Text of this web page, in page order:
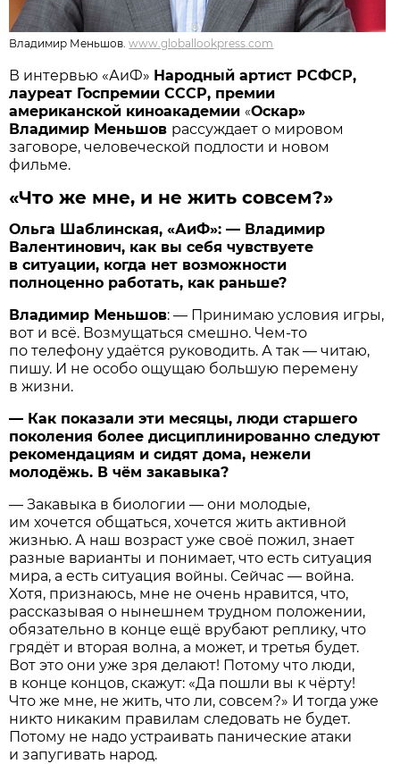
Владимир Меньшов. www.globallookpress.com
В интервью «АиФ» Народный артист РСФСР,
лауреат Госпремии СССР, премии
американской киноакадемии «Оскар»
Владимир Меньшов рассуждает о мировом
заговоре, человеческой подлости и новом
фильме.
«Что же мне, и не жить совсем?»
Ольга Шаблинская, «АиФ»: — Владимир
Валентинович, как вы себя чувствуете
в ситуации, когда нет возможности
полноценно работать, как раньше?
Владимир Меньшов: — Принимаю условия игры,
вот и всё. Возмущаться смешно. Чем-то
по телефону удаётся руководить. А так — читаю,
пишу. И не особо ощущаю большую перемену
в жизни.
— Как показали эти месяцы, люди старшего
поколения более дисциплинированно следуют
рекомендациям и сидят дома, нежели
молодёжь. В чём закавыка?
— Закавыка в биологии — они молодые,
им хочется общаться, хочется жить активной
жизнью. А наш возраст уже своё пожил, знает
разные варианты и понимает, что есть ситуация
мира, а есть ситуация войны. Сейчас — война.
Хотя, признаюсь, мне не очень нравится, что,
рассказывая о нынешнем трудном положении,
обязательно в конце ещё врубают реплику, что
грядёт и вторая волна, а может, и третья будет.
Вот это они уже зря делают! Потому что люди,
в конце концов, скажут: «Да пошли вы к чёрту!
Что же мне, не жить, что ли, совсем?» И тогда уже
никто никаким правилам следовать не будет.
Потому не надо устраивать панические атаки
и запугивать народ.